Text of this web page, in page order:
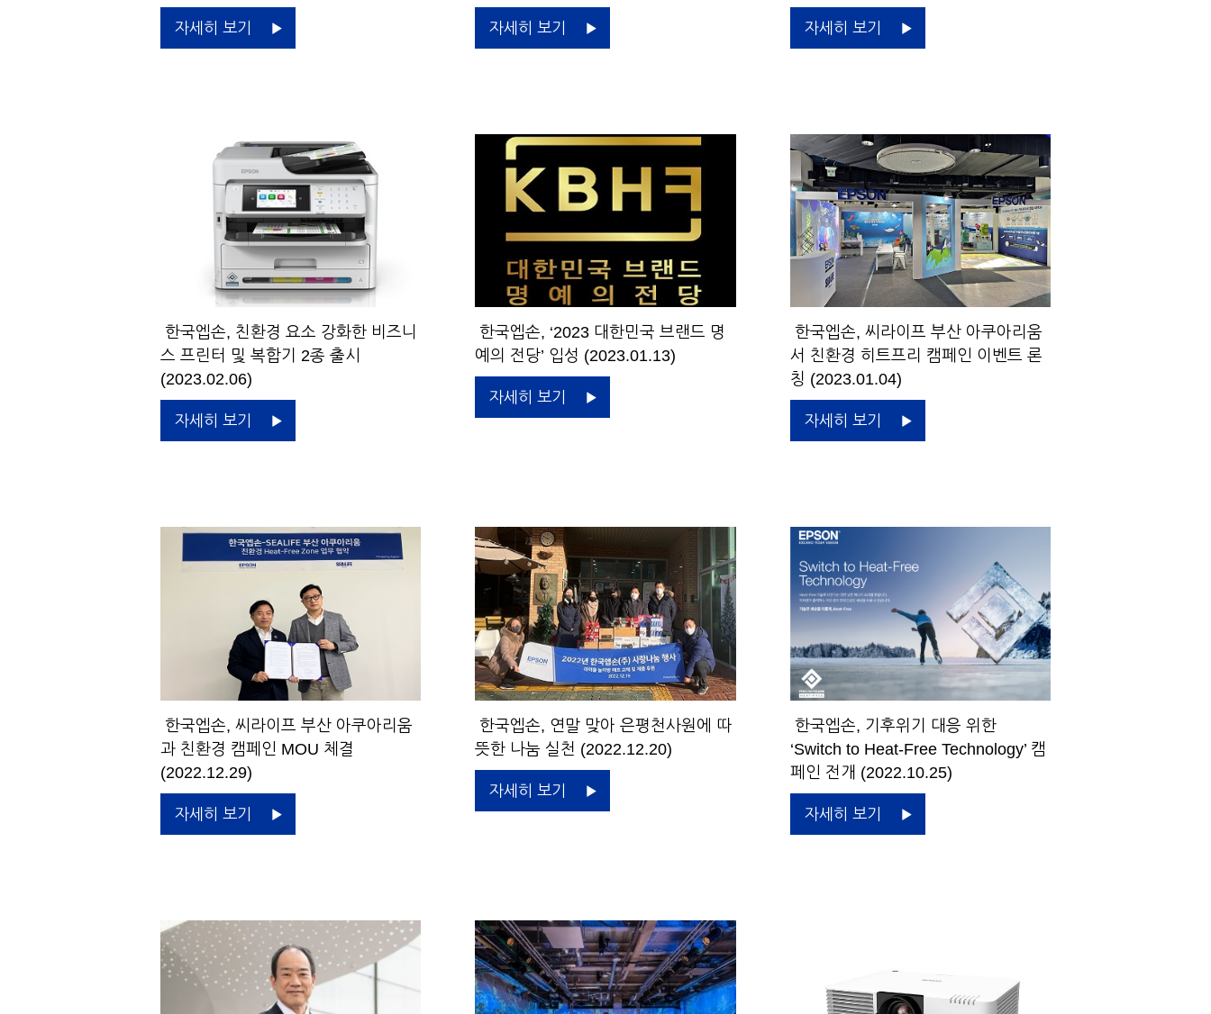
자세히 보기 자세히 보기 자세히 보기
한국엡손, 친환경 요소 강화한 비즈니
스 프린터 및 복합기 2종 출시
(2023.02.06)
자세히 보기
한국엡손, ‘2023 대한민국 브랜드 명
예의 전당’ 입성 (2023.01.13)
자세히 보기
한국엡손, 씨라이프 부산 아쿠아리움
서 친환경 히트프리 캠페인 이벤트 론
칭 (2023.01.04)
자세히 보기
한국엡손, 씨라이프 부산 아쿠아리움
과 친환경 캠페인 MOU 체결
(2022.12.29)
자세히 보기
한국엡손, 연말 맞아 은평천사원에 따
뜻한 나눔 실천 (2022.12.20)
자세히 보기
한국엡손, 기후위기 대응 위한
‘Switch to Heat-Free Technology’ 캠
페인 전개 (2022.10.25)
자세히 보기